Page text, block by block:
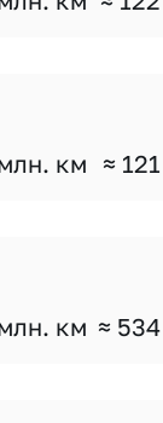
км ≈
км ≈